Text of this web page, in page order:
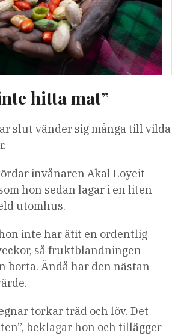
hitta mat”
slut vänder sig många till vilda
invånaren Akal Loyeit
hon sedan lagar i en liten
utomhus.
inte har ätit en ordentlig
så fruktblandningen
borta. Ändå har den nästan
torkar träd och löv. Det
beklagar hon och tillägger